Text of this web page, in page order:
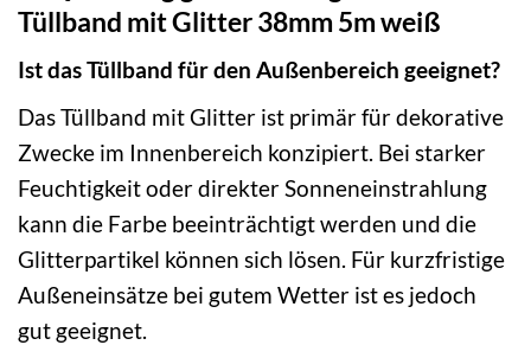
Tüllband mit Glitter 38mm 5m weiß
Ist das Tüllband für den Außenbereich geeignet?
Das Tüllband mit Glitter ist primär für dekorative
Zwecke im Innenbereich konzipiert. Bei starker
Feuchtigkeit oder direkter Sonneneinstrahlung
kann die Farbe beeinträchtigt werden und die
Glitterpartikel können sich lösen. Für kurzfristige
Außeneinsätze bei gutem Wetter ist es jedoch
gut geeignet.